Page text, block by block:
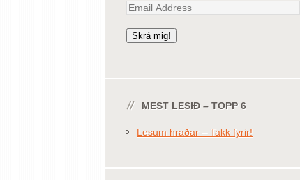
Email
Skrá mig!
MEST LESIÐ – TOPP 6
Lesum hraðar – Takk fyrir!